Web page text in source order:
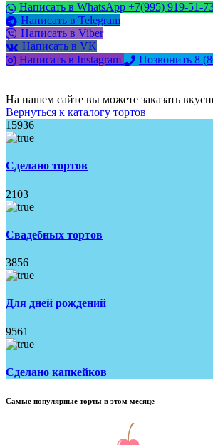
Написать в WhatsApp +7(995) 919-51-
Написать в Telegram
Написать в Viber
Написать в VK
Написать в Instagram
Позвонить 8
На нашем сайте вы можете заказать
Вернуться к каталогу тортов
15936
Сделано тортов
2103
Свадебных тортов
3856
Для дней рождений
9561
Сделано капкейков
Самые популярные торты в этом месяце